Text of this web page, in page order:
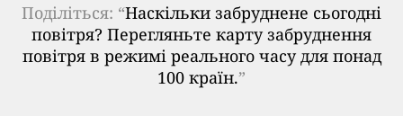
Поділіться: “Наскільки забруднене сьогодні
повітря? Перегляньте карту забруднення
повітря в режимі реального часу для понад
100 країн.”